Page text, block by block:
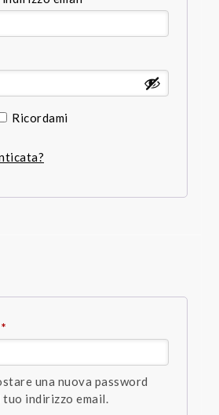
Ricordami
*
una nuova password
indirizzo email.